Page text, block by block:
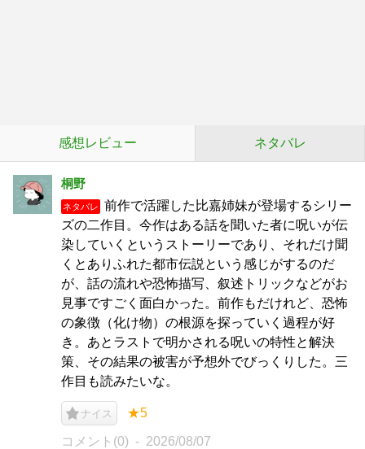
感想レビュー ネタバレ
桐野
ネタバレ
前作で活躍した比嘉姉妹が登場するシリー
ズの二作目。今作はある話を聞いた者に呪いが伝
染していくというストーリーであり、それだけ聞
くとありふれた都市伝説という感じがするのだ
が、話の流れや恐怖描写、叙述トリックなどがお
見事ですごく面白かった。前作もだけれど、恐怖
の象徴（化け物）の根源を探っていく過程が好
き。あとラストで明かされる呪いの特性と解決
策、その結果の被害が予想外でびっくりした。三
作目も読みたいな。
ナイス ★5
コメント(0) 2026/08/07